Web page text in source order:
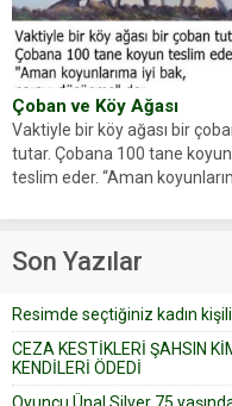
sosyal medya hesabında
Oyuncumuz ve çok değerli
dostumuz...
Çoban ve Köy Ağası
Vaktiyle bir köy ağası bir
tutar. Çobana 100 tane koyun
teslim eder. “Aman
Çoban koyunları alır gider.
Son Yazılar
Resimde seçtiğiniz kadın
CEZA KESTİKLERİ ŞAHSIN
KENDİLERİ ÖDEDİ
Oyuncu Ünal Silver 75